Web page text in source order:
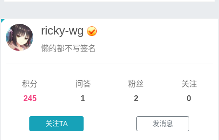
ricky-wg
懒的都不写签名
积分
245
问答
1
粉丝
2
关注
0
关注TA 发消息